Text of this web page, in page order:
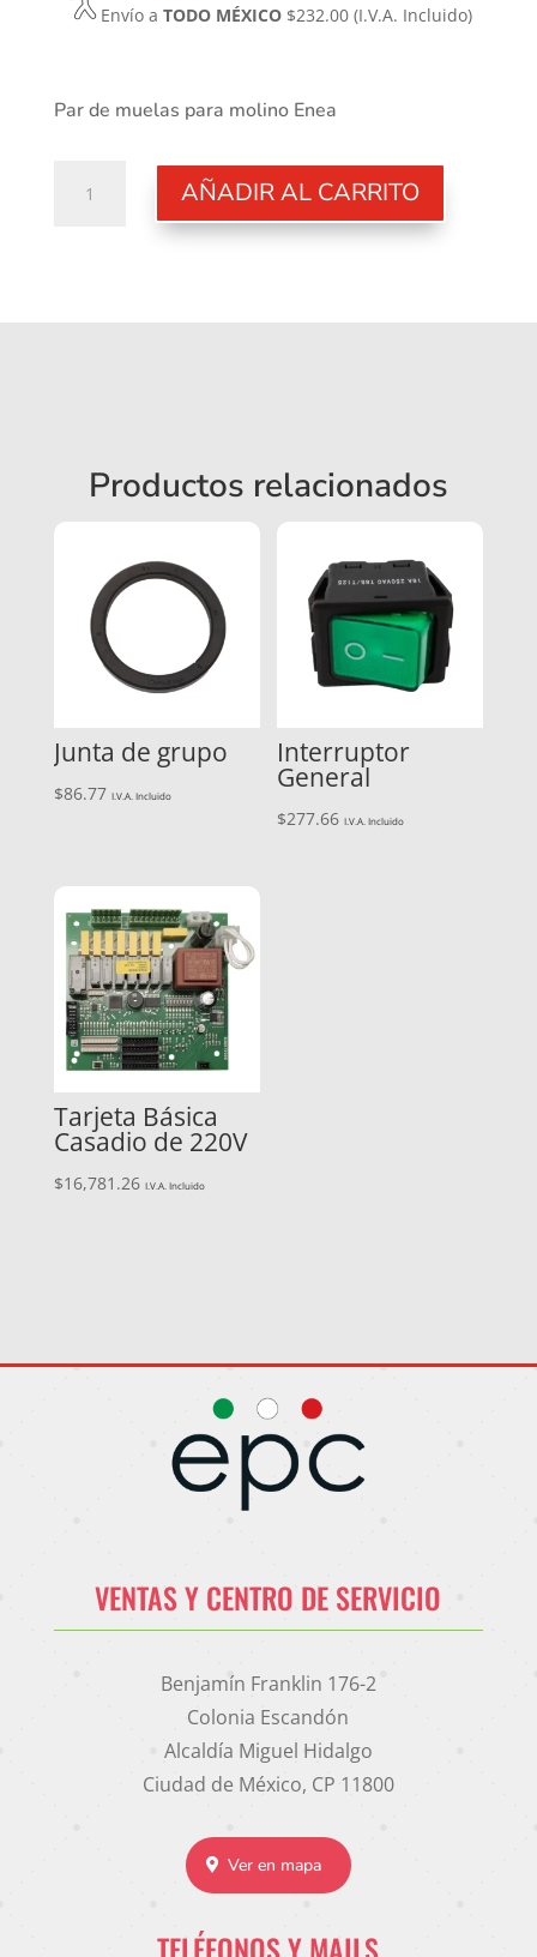
Envío a TODO MÉXICO$232.00 (I.V.A. Incluido)
Par de muelas para molino Enea
AÑADIR AL CARRITO
Productos relacionados
Junta de grupo
$86.77 I.V.A. Incluido
Interruptor
General
$277.66 I.V.A. Incluido
Tarjeta Básica
Casadio de 220V
$16,781.26 I.V.A. Incluido
VENTAS Y CENTRO DE SERVICIO
Benjamín Franklin 176-2
Colonia Escandón
Alcaldía Miguel Hidalgo
Ciudad de México, CP 11800
Ver en mapa